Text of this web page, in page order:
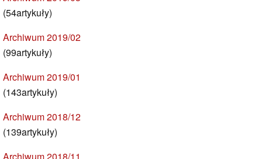
(54artykuły)
Archiwum 2019/02
(99artykuły)
Archiwum 2019/01
(143artykuły)
Archiwum 2018/12
(139artykuły)